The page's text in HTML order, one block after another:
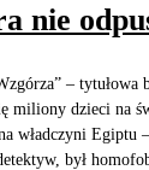
nie
– tytułowa
miliony dzieci na
władczyni
był